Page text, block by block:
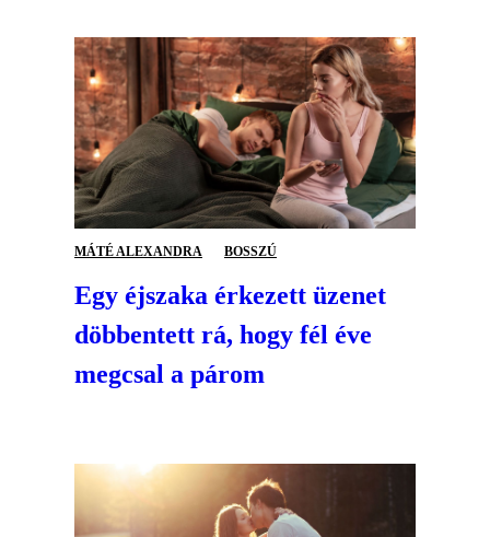
MÁTÉ ALEXANDRA BOSSZÚ
Egy éjszaka érkezett üzenet
döbbentett rá, hogy fél éve
megcsal a párom